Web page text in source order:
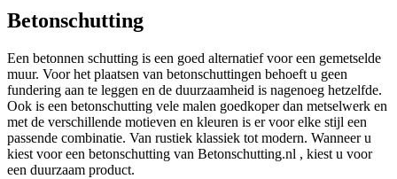
Betonschutting
Een betonnen schutting is een goed alternatief voor een gemetselde
muur. Voor het plaatsen van betonschuttingen behoeft u geen
fundering aan te leggen en de duurzaamheid is nagenoeg hetzelfde.
Ook is een betonschutting vele malen goedkoper dan metselwerk en
met de verschillende motieven en kleuren is er voor elke stijl een
passende combinatie. Van rustiek klassiek tot modern. Wanneer u
kiest voor een betonschutting van Betonschutting.nl , kiest u voor
een duurzaam product.